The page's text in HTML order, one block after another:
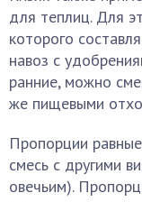
для теплиц. Для
которого
навоз с
ранние, можно
же пищевыми
Пропорции
смесь с другими
овечьим).